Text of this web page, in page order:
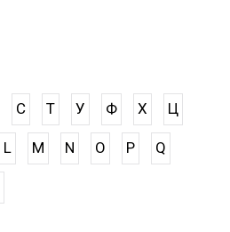
С Т У Ф Х Ц
L M N O P Q